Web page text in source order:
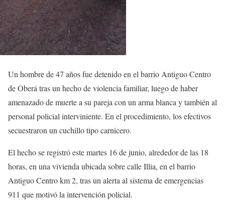
Un hombre de 47 años fue detenido en el barrio Antiguo Centro
de Oberá tras un hecho de violencia familiar, luego de haber
amenazado de muerte a su pareja con un arma blanca y también al
personal policial interviniente. En el procedimiento, los efectivos
secuestraron un cuchillo tipo carnicero.
El hecho se registró este martes 16 de junio, alrededor de las 18
horas, en una vivienda ubicada sobre calle Illia, en el barrio
Antiguo Centro km 2, tras un alerta al sistema de emergencias
911 que motivó la intervención policial.